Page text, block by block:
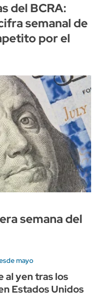
del BCRA:
semanal de
por el
semana del
mayo
al yen tras los
Estados Unidos